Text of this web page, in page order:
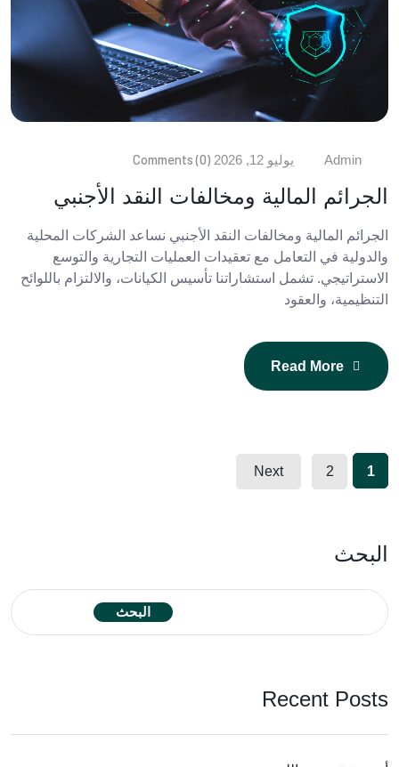
Admin يوليو 12, 2026 Comments (0)
الجرائم المالية ومخالفات النقد الأجنبي
الجرائم المالية ومخالفات النقد الأجنبي نساعد الشركات المحلية
والدولية في التعامل مع تعقيدات العمليات التجارية والتوسع
الاستراتيجي. تشمل استشاراتنا تأسيس الكيانات، والالتزام باللوائح
التنظيمية، والعقود
Read More
1
2
Next
البحث
البحث
Recent Posts